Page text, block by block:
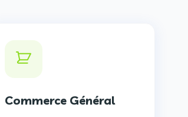
Commerce Général